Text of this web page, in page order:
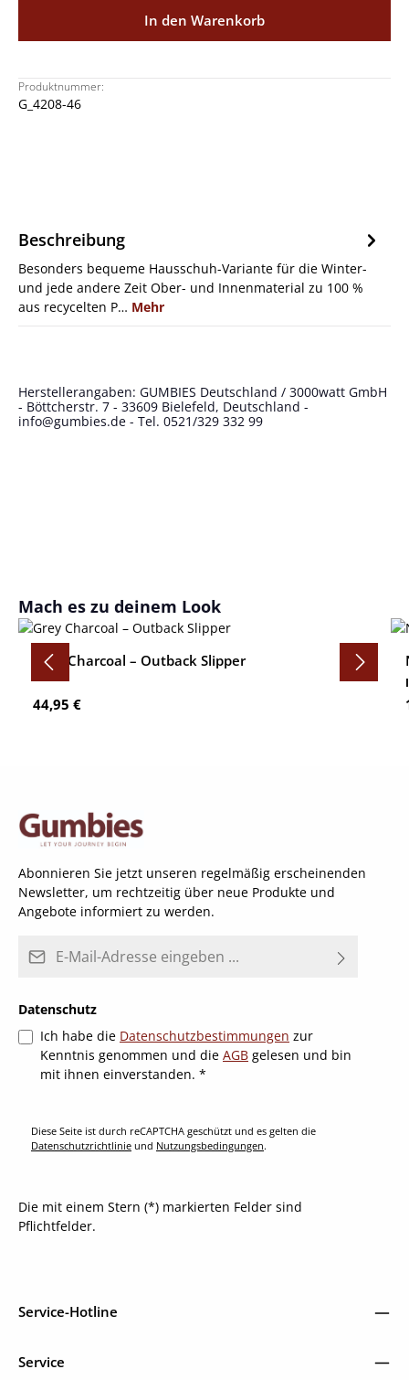
In den Warenkorb
Produktnummer:
G_4208-46
Beschreibung
Besonders bequeme Hausschuh-Variante für die Winter-
und jede andere Zeit Ober- und Innenmaterial zu 100 %
aus recycelten P… Mehr
Herstellerangaben: GUMBIES Deutschland / 3000watt GmbH
- Böttcherstr. 7 - 33609 Bielefeld, Deutschland -
info@gumbies.de - Tel. 0521/329 332 99
Produktgalerie überspringen
Mach es zu deinem Look
Grey Charcoal – Outback Slipper
Regulärer Preis:
44,95 €
Abonnieren Sie jetzt unseren regelmäßig erscheinenden
Newsletter, um rechtzeitig über neue Produkte und
Angebote informiert zu werden.
Datenschutz
Ich habe die Datenschutzbestimmungen zur
Kenntnis genommen und die AGB gelesen und bin
mit ihnen einverstanden. *
Diese Seite ist durch reCAPTCHA geschützt und es gelten die
Datenschutzrichtlinie und Nutzungsbedingungen.
Die mit einem Stern (*) markierten Felder sind
Pflichtfelder.
Service-Hotline
Service